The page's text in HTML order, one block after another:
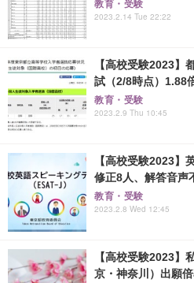
教育・受験
2023.2.14 Tue 22:22
【高校受験2023】
試（2/8時点）1.88
教育・受験
2023.2.9 Thu 10:45
【高校受験2023】
修正8人、解答音声
教育・受験
2023.2.8 Wed 12:45
【高校受験2023】
京・神奈川）出願